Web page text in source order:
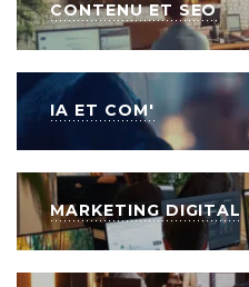
CONTENU ET SEO
IA ET COM'
MARKETING DIGITAL